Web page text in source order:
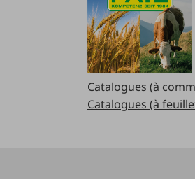
Catalogues (à
Catalogues (à